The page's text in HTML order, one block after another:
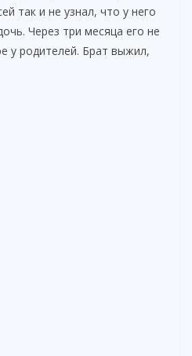
так и не узнал, что у него
Через три месяца его не
у родителей. Брат выжил,